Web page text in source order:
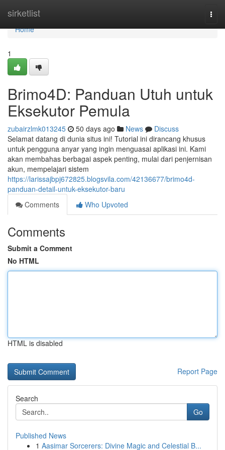
sirketlist
Home
Home
1
Brimo4D: Panduan Utuh untuk
Eksekutor Pemula
zubairzlmk013245 50 days ago News
Discuss
Selamat datang di dunia situs ini! Tutorial ini dirancang khusus
untuk pengguna anyar yang ingin menguasai aplikasi ini. Kami
akan membahas berbagai aspek penting, mulai dari penjernisan
akun, mempelajari sistem
https://larissajbpj672825.blogsvila.com/42136677/brimo4d-
panduan-detail-untuk-eksekutor-baru
Comments
Who Upvoted
Comments
Submit a Comment
No HTML
HTML is disabled
Report Page
Search
Go
Published News
1 Aasimar Sorcerers: Divine Magic and Celestial B...